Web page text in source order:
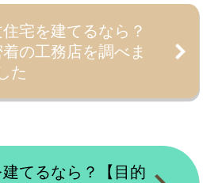
宅を建てるなら？
の工務店を調べま
た
てるなら？【目的